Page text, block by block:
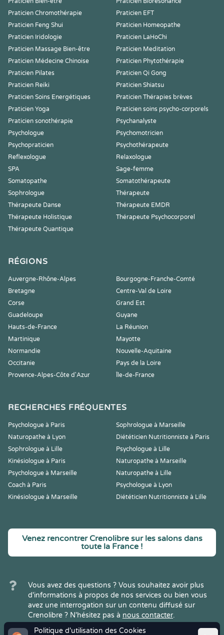
Politique d'utilisation des Cookies
Praticien Chromothérapie
Praticien EFT
Praticien Feng Shui
Praticien Homeopathe
Praticien Iridologie
Praticien LaHoChi
Praticien Massage Bien-être
Praticien Meditation
Praticien Médecine Chinoise
Praticien Phytothérapie
Praticien Pilates
Praticien Qi Gong
Praticien Reiki
Praticien Shiatsu
Praticien Soins Energétiques
Praticien Thérapies brèves
Praticien Yoga
Praticien soins psycho-corporels
Praticien sonothérapie
Psychanalyste
Psychologue
Psychomotricien
Psychopraticien
Psychothérapeute
Reflexologue
Relaxologue
SPA
Sage-femme
Somatopathe
Somatothérapeute
Sophrologue
Thérapeute
Thérapeute Danse
Thérapeute EMDR
Thérapeute Holistique
Thérapeute Psychocorporel
Thérapeute Quantique
RÉGIONS
Auvergne-Rhône-Alpes
Bourgogne-Franche-Comté
Bretagne
Centre-Val de Loire
Corse
Grand Est
Guadeloupe
Guyane
Hauts-de-France
La Réunion
Martinique
Mayotte
Normandie
Nouvelle-Aquitaine
Occitanie
Pays de la Loire
Provence-Alpes-Côte d'Azur
Île-de-France
RECHERCHES FRÉQUENTES
Psychologue à Paris
Sophrologue à Marseille
Naturopathe à Lyon
Diététicien Nutritionniste à Paris
Sophrologue à Lille
Psychologue à Lille
Kinésiologue à Paris
Naturopathe à Marseille
Psychologue à Marseille
Naturopathe à Lille
Coach à Paris
Psychologue à Lyon
Kinésiologue à Marseille
Diététicien Nutritionniste à Lille
Venez rencontrer Crenolibre sur les salons dans
toute la France !
Vous avez des questions ? Vous souhaitez avoir plus
d'informations à propos de nos services ou bien vous
avez une interrogation sur un contenu diffusé sur
Crenolibre ? N'hésitez pas à nous contacter.